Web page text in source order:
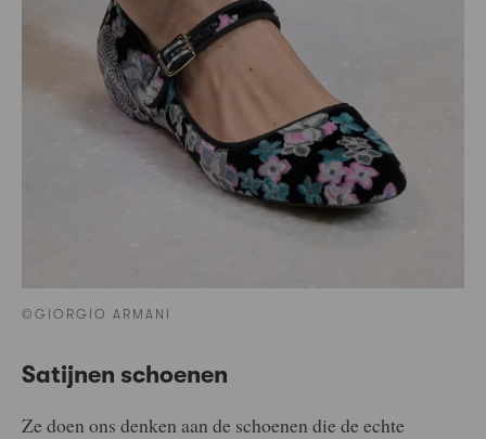
©GIORGIO ARMANI
Satijnen schoenen
Ze doen ons denken aan de schoenen die de echte